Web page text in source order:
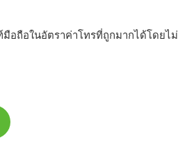
อถือในอัตราค่าโทรที่ถูกมากได้โดยไม่